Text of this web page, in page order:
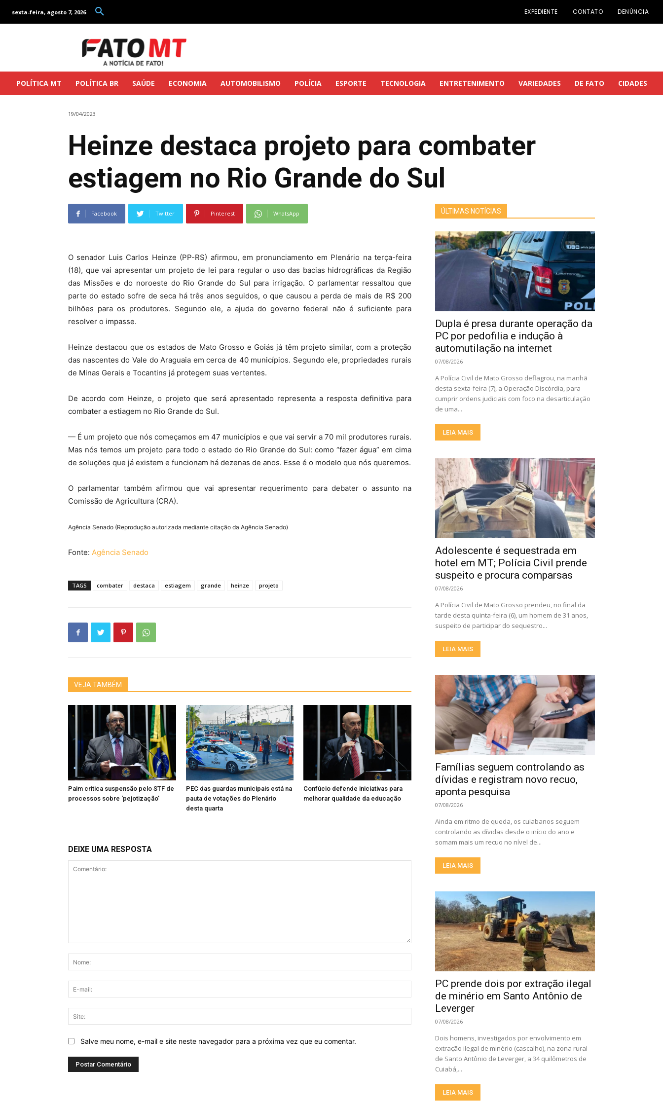
sexta-feira, agosto 7, 2026 EXPEDIENTE CONTATO DENÚNCIA
POLÍTICA MT POLÍTICA BR SAÚDE ECONOMIA AUTOMOBILISMO POLÍCIA ESPORTE TECNOLOGIA ENTRETENIMENTO VARIEDADES DE FATO CIDADES
19/04/2023
Heinze destaca projeto para combater
estiagem no Rio Grande do Sul
Facebook Twitter Pinterest WhatsApp
O senador Luis Carlos Heinze (PP-RS) afirmou, em pronunciamento em Plenário na terça-feira
(18), que vai apresentar um projeto de lei para regular o uso das bacias hidrográficas da Região
das Missões e do noroeste do Rio Grande do Sul para irrigação. O parlamentar ressaltou que
parte do estado sofre de seca há três anos seguidos, o que causou a perda de mais de R$ 200
bilhões para os produtores. Segundo ele, a ajuda do governo federal não é suficiente para
resolver o impasse.
Heinze destacou que os estados de Mato Grosso e Goiás já têm projeto similar, com a proteção
das nascentes do Vale do Araguaia em cerca de 40 municípios. Segundo ele, propriedades rurais
de Minas Gerais e Tocantins já protegem suas vertentes.
De acordo com Heinze, o projeto que será apresentado representa a resposta definitiva para
combater a estiagem no Rio Grande do Sul.
— É um projeto que nós começamos em 47 municípios e que vai servir a 70 mil produtores rurais.
Mas nós temos um projeto para todo o estado do Rio Grande do Sul: como “fazer água” em cima
de soluções que já existem e funcionam há dezenas de anos. Esse é o modelo que nós queremos.
O parlamentar também afirmou que vai apresentar requerimento para debater o assunto na
Comissão de Agricultura (CRA).
Agência Senado (Reprodução autorizada mediante citação da Agência Senado)
Fonte: Agência Senado
TAGS combater destaca estiagem grande heinze projeto
VEJA TAMBÉM
Paim critica suspensão pelo STF de
processos sobre ‘pejotização’
PEC das guardas municipais está na
pauta de votações do Plenário
desta quarta
Confúcio defende iniciativas para
melhorar qualidade da educação
DEIXE UMA RESPOSTA
mail:
Salve meu nome, e-mail e site neste navegador para a próxima vez que eu comentar.
ÚLTIMAS NOTÍCIAS
Dupla é presa durante operação da
PC por pedofilia e indução à
automutilação na internet
07/08/2026
A Polícia Civil de Mato Grosso deflagrou, na manhã
desta sexta-feira (7), a Operação Discórdia, para
cumprir ordens judiciais com foco na desarticulação
de uma...
LEIA MAIS
Adolescente é sequestrada em
hotel em MT; Polícia Civil prende
suspeito e procura comparsas
07/08/2026
A Polícia Civil de Mato Grosso prendeu, no final da
tarde desta quinta-feira (6), um homem de 31 anos,
suspeito de participar do sequestro...
LEIA MAIS
Famílias seguem controlando as
dívidas e registram novo recuo,
aponta pesquisa
07/08/2026
Ainda em ritmo de queda, os cuiabanos seguem
controlando as dívidas desde o início do ano e
somam mais um recuo no nível de...
LEIA MAIS
PC prende dois por extração ilegal
de minério em Santo Antônio de
Leverger
07/08/2026
Dois homens, investigados por envolvimento em
extração ilegal de minério (cascalho), na zona rural
de Santo Antônio de Leverger, a 34 quilômetros de
Cuiabá,...
LEIA MAIS